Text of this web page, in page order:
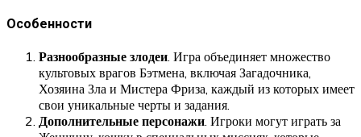
Особенности
Разнообразные злодеи. Игра объединяет множество
культовых врагов Бэтмена, включая Загадочника,
Хозяина Зла и Мистера Фриза, каждый из которых имеет
свои уникальные черты и задания.
Дополнительные персонажи. Игроки могут играть за